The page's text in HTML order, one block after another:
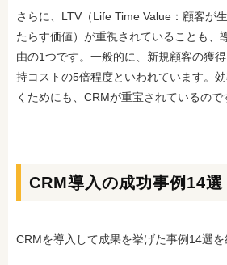
さらに、LTV（Life Time Value：顧客が
たらす価値）が重視されていることも、
由の1つです。一般的に、新規顧客の獲
持コストの5倍程度といわれています。
くためにも、CRMが重宝されているので
CRM導入の成功事例14選
CRMを導入して成果を挙げた事例14選を